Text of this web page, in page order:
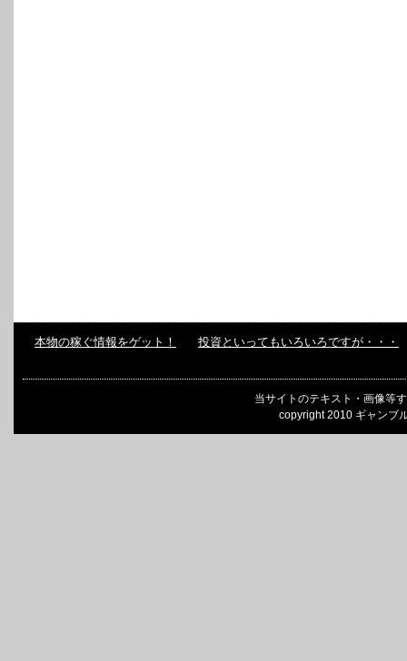
本物の稼ぐ情報をゲット！ 投資といってもいろいろですが・・・
当サイトのテキスト・画像等
copyright 2010 ギャンブ